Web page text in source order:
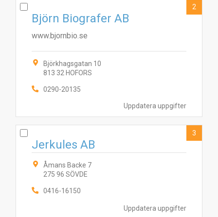
Uppdatera uppgifter
Björn Biografer AB
www.bjornbio.se
Björkhagsgatan 10
813 32 HOFORS
0290-20135
2
Uppdatera uppgifter
Jerkules AB
Åmans Backe 7
275 96 SÖVDE
0416-16150
3